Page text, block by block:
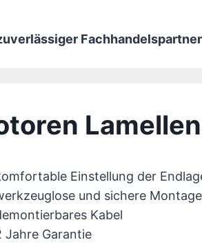
Einstellung der
und sichere
Kabel
Jahre Garantie